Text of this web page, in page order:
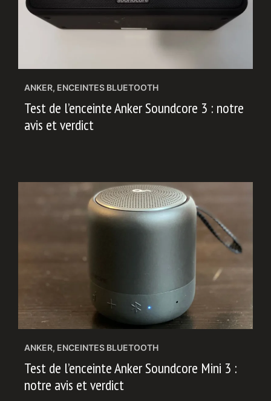
ANKER, ENCEINTES BLUETOOTH
Test de l’enceinte Anker Soundcore 3 : notre
avis et verdict
ANKER, ENCEINTES BLUETOOTH
Test de l’enceinte Anker Soundcore Mini 3 :
notre avis et verdict